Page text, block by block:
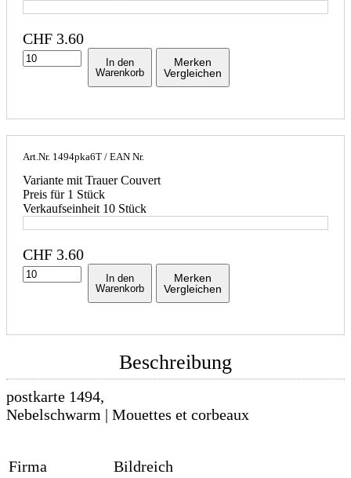
CHF 3.60
In den
Warenkorb
Merken
Vergleichen
Art.Nr. 1494pka6T / EAN Nr.
Variante mit Trauer Couvert
Preis für 1 Stück
Verkaufseinheit 10 Stück
CHF 3.60
In den
Warenkorb
Merken
Vergleichen
Beschreibung
postkarte 1494,
Nebelschwarm | Mouettes et corbeaux
Firma Bildreich